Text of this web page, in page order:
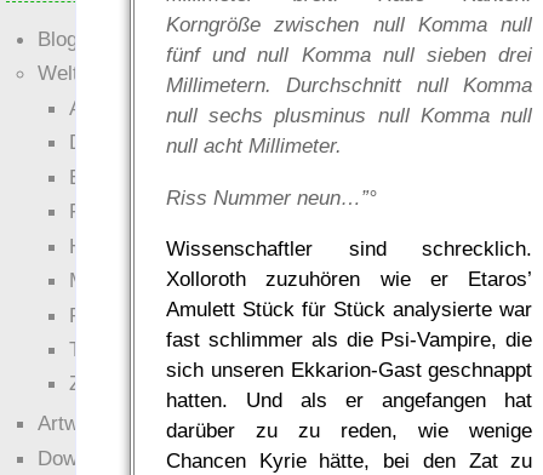
Korngröße zwischen null Komma null
fünf und null Komma null sieben drei
Millimetern. Durchschnitt null Komma
null sechs plusminus null Komma null
null acht Millimeter.
Riss Nummer neun…”°
Wissenschaftler sind schrecklich.
Xolloroth zuzuhören wie er Etaros’
Amulett Stück für Stück analysierte war
fast schlimmer als die Psi-Vampire, die
sich unseren Ekkarion-Gast geschnappt
hatten. Und als er angefangen hat
darüber zu zu reden, wie wenige
Chancen Kyrie hätte, bei den Zat zu
Blogs
Welten
Ante Portas
Die neuen Lande
EWS-X
Freihändler
Hinter der Welt
Magie
RaumZeit
Technophob
Zettel-RPG
Artwork
Downloads